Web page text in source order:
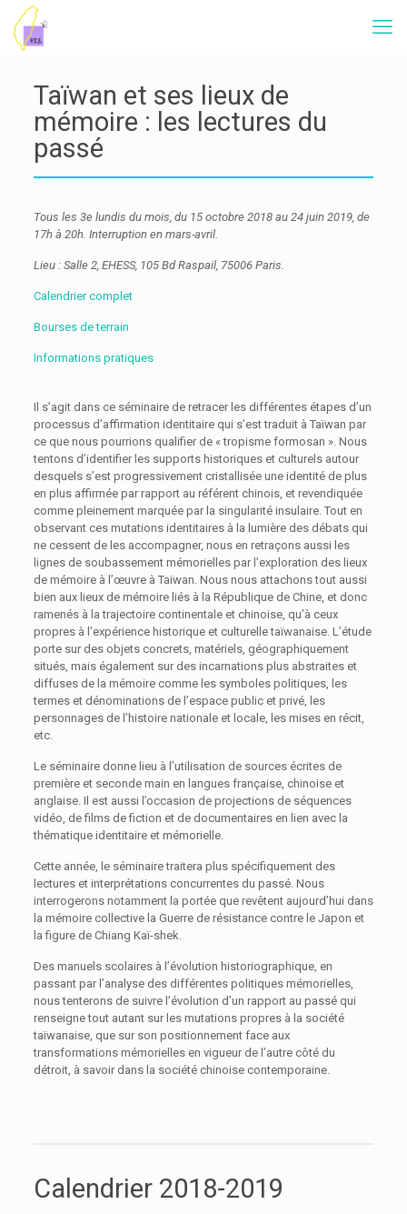
Taïwan et ses lieux de
mémoire : les lectures du
passé
Tous les 3e lundis du mois, du 15 octobre 2018 au 24 juin 2019, de
17h à 20h. Interruption en mars-avril.
Lieu : Salle 2, EHESS, 105 Bd Raspail, 75006 Paris.
Calendrier complet
Bourses de terrain
Informations pratiques
Il s’agit dans ce séminaire de retracer les différentes étapes d’un
processus d’affirmation identitaire qui s’est traduit à Taïwan par
ce que nous pourrions qualifier de « tropisme formosan ». Nous
tentons d’identifier les supports historiques et culturels autour
desquels s’est progressivement cristallisée une identité de plus
en plus affirmée par rapport au référent chinois, et revendiquée
comme pleinement marquée par la singularité insulaire. Tout en
observant ces mutations identitaires à la lumière des débats qui
ne cessent de les accompagner, nous en retraçons aussi les
lignes de soubassement mémorielles par l’exploration des lieux
de mémoire à l’œuvre à Taïwan. Nous nous attachons tout aussi
bien aux lieux de mémoire liés à la République de Chine, et donc
ramenés à la trajectoire continentale et chinoise, qu’à ceux
propres à l’expérience historique et culturelle taïwanaise. L’étude
porte sur des objets concrets, matériels, géographiquement
situés, mais également sur des incarnations plus abstraites et
diffuses de la mémoire comme les symboles politiques, les
termes et dénominations de l’espace public et privé, les
personnages de l’histoire nationale et locale, les mises en récit,
etc.
Le séminaire donne lieu à l’utilisation de sources écrites de
première et seconde main en langues française, chinoise et
anglaise. Il est aussi l’occasion de projections de séquences
vidéo, de films de fiction et de documentaires en lien avec la
thématique identitaire et mémorielle.
Cette année, le séminaire traitera plus spécifiquement des
lectures et interprétations concurrentes du passé. Nous
interrogerons notamment la portée que revêtent aujourd’hui dans
la mémoire collective la Guerre de résistance contre le Japon et
la figure de Chiang Kaï-shek.
Des manuels scolaires à l’évolution historiographique, en
passant par l’analyse des différentes politiques mémorielles,
nous tenterons de suivre l’évolution d’un rapport au passé qui
renseigne tout autant sur les mutations propres à la société
taïwanaise, que sur son positionnement face aux
transformations mémorielles en vigueur de l’autre côté du
détroit, à savoir dans la société chinoise contemporaine.
Calendrier 2018-2019